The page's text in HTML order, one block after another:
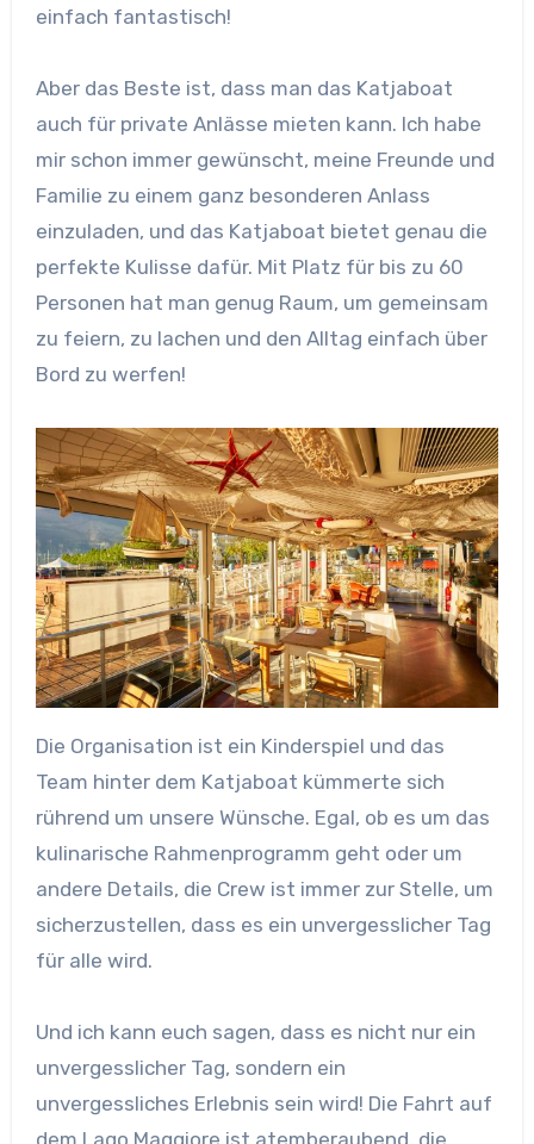
einfach fantastisch!
Aber das Beste ist, dass man das Katjaboat
auch für private Anlässe mieten kann. Ich habe
mir schon immer gewünscht, meine Freunde und
Familie zu einem ganz besonderen Anlass
einzuladen, und das Katjaboat bietet genau die
perfekte Kulisse dafür. Mit Platz für bis zu 60
Personen hat man genug Raum, um gemeinsam
zu feiern, zu lachen und den Alltag einfach über
Bord zu werfen!
Die Organisation ist ein Kinderspiel und das
Team hinter dem Katjaboat kümmerte sich
rührend um unsere Wünsche. Egal, ob es um das
kulinarische Rahmenprogramm geht oder um
andere Details, die Crew ist immer zur Stelle, um
sicherzustellen, dass es ein unvergesslicher Tag
für alle wird.
Und ich kann euch sagen, dass es nicht nur ein
unvergesslicher Tag, sondern ein
unvergessliches Erlebnis sein wird! Die Fahrt auf